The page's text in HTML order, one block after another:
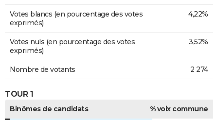
Votes blancs (en pourcentage des votes
exprimés)
4,22%
Votes nuls (en pourcentage des votes
exprimés)
3,52%
Nombre de votants 2 274
TOUR 1
Binômes de candidats
% voix commune